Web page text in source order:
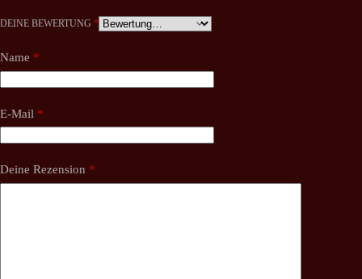
DEINE BEWERTUNG *
Name *
E-Mail *
Deine Rezension *